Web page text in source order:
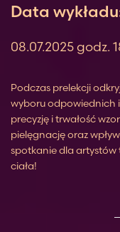
Data
08.07.2025 godz.
Podczas prelekcji
wyboru odpowiednich
precyzję i trwałość
pielęgnację oraz
spotkanie dla artystów
ciała!